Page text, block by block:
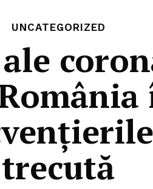
UNCATEGORIZED
trecută